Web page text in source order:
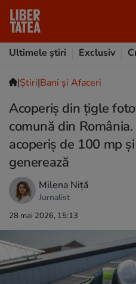
Ultimele știri
Exclusiv
|Ştiri|Bani și Afaceri
Acoperiș din țigle
comună din
acoperiș de 100 mp
generează
Milena Niță
Jurnalist
28 mai 2026, 15:13